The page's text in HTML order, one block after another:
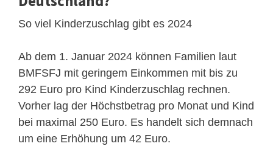
So viel Kinderzuschlag gibt es 2024
Ab dem 1. Januar 2024 können Familien laut
BMFSFJ mit geringem Einkommen mit bis zu
292 Euro pro Kind Kinderzuschlag rechnen.
Vorher lag der Höchstbetrag pro Monat und Kind
bei maximal 250 Euro. Es handelt sich demnach
um eine Erhöhung um 42 Euro.